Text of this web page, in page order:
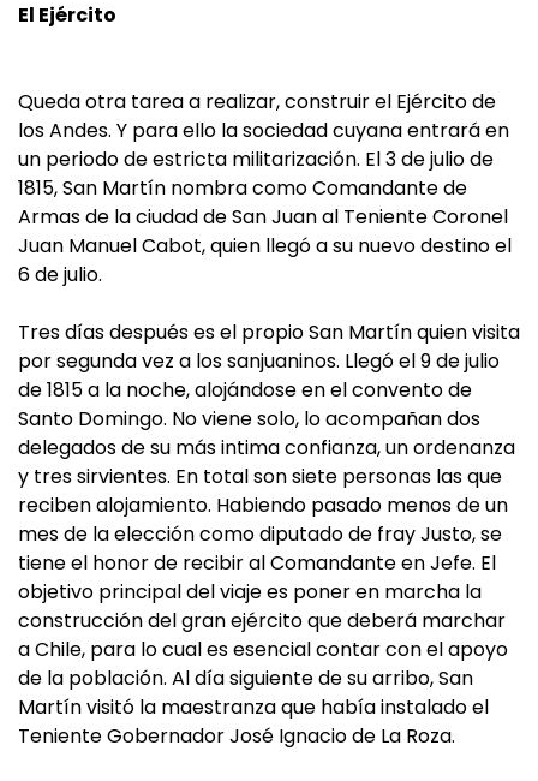
El Ejército
Queda otra tarea a realizar, construir el Ejército de
los Andes. Y para ello la sociedad cuyana entrará en
un periodo de estricta militarización. El 3 de julio de
1815, San Martín nombra como Comandante de
Armas de la ciudad de San Juan al Teniente Coronel
Juan Manuel Cabot, quien llegó a su nuevo destino el
6 de julio.
Tres días después es el propio San Martín quien visita
por segunda vez a los sanjuaninos. Llegó el 9 de julio
de 1815 a la noche, alojándose en el convento de
Santo Domingo. No viene solo, lo acompañan dos
delegados de su más intima confianza, un ordenanza
y tres sirvientes. En total son siete personas las que
reciben alojamiento. Habiendo pasado menos de un
mes de la elección como diputado de fray Justo, se
tiene el honor de recibir al Comandante en Jefe. El
objetivo principal del viaje es poner en marcha la
construcción del gran ejército que deberá marchar
a Chile, para lo cual es esencial contar con el apoyo
de la población. Al día siguiente de su arribo, San
Martín visitó la maestranza que había instalado el
Teniente Gobernador José Ignacio de La Roza.